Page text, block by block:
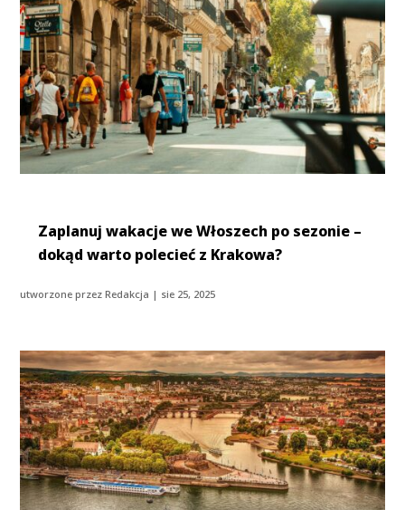
Zaplanuj wakacje we Włoszech po sezonie –
dokąd warto polecieć z Krakowa?
utworzone przezRedakcja | sie 25, 2025